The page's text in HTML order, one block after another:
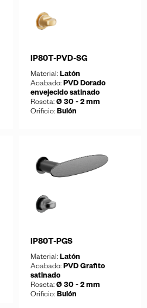
IP80T-PVD-SG
Material: Latón
Acabado: PVD Dorado
envejecido satinado
Roseta: Ø 30 - 2 mm
Orificio: Bulón
IP80T-PGS
Material: Latón
Acabado: PVD Grafito
satinado
Roseta: Ø 30 - 2 mm
Orificio: Bulón